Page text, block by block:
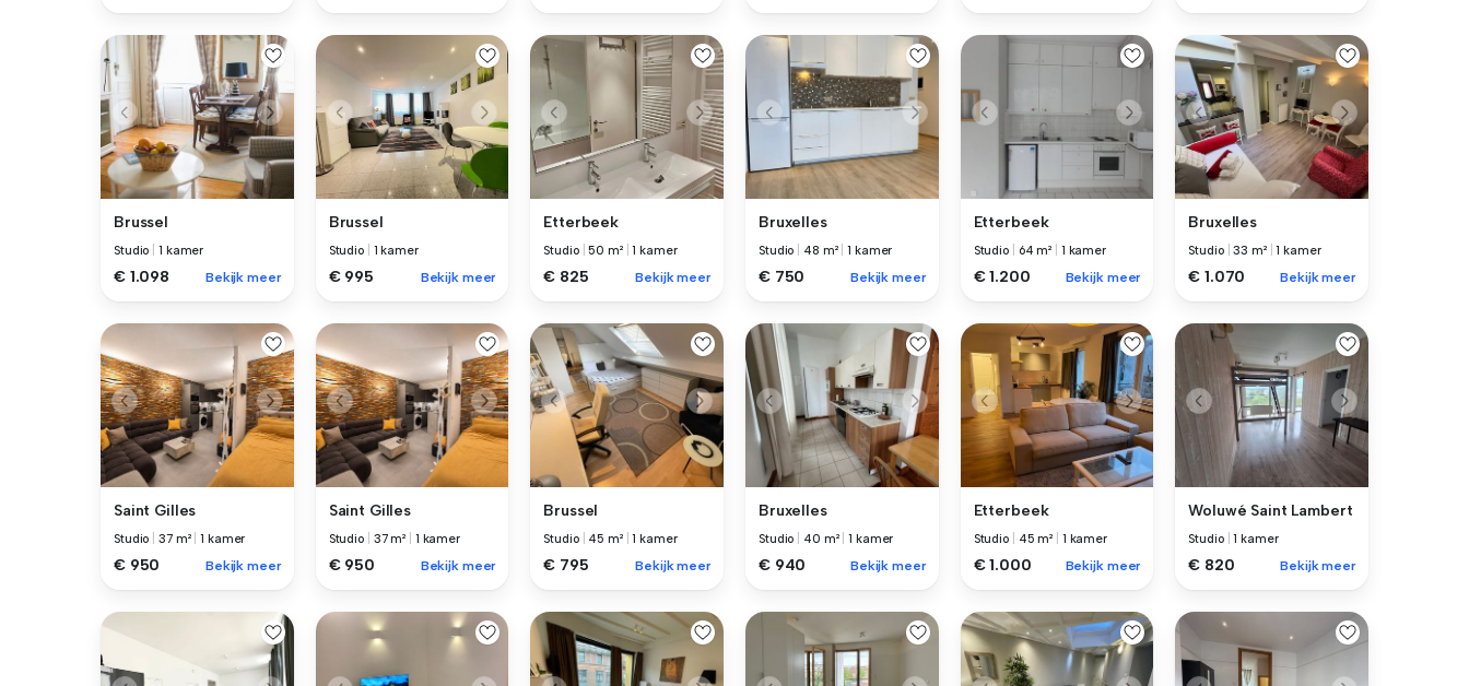
Brussel
Studio |1 kamer
€ 1.098 Bekijk meer
Brussel
Studio 1 kamer
€ 995 Bekijk meer
Etterbeek
Studio |50 m² |1 kamer
€ 825 Bekijk meer
Bruxelles
Studio 48 m² |1 kamer
€ 750 Bekijk meer
Etterbeek
Studio 64 m² 1 kamer
€ 1.200 Bekijk meer
Bruxelles
Studio |33 m² |1 kamer
€ 1.070 Bekijk meer
Saint Gilles
Studio |37 m² |1 kamer
€ 950 Bekijk meer
Saint Gilles
Studio 37 m² 1 kamer
€ 950 Bekijk meer
Brussel
Studio 45 m² |1 kamer
€ 795 Bekijk meer
Bruxelles
Studio 40 m² |1 kamer
€ 940 Bekijk meer
Etterbeek
Studio 45 m² 1 kamer
€ 1.000 Bekijk meer
Woluwé Saint Lambert
Studio |1 kamer
€ 820 Bekijk meer